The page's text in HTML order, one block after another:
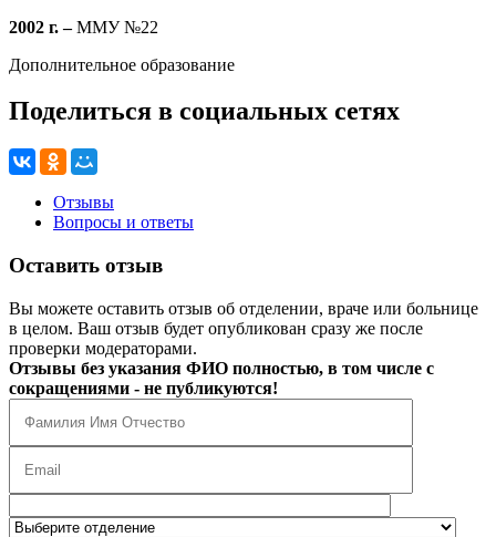
2002 г. –ММУ №22
Дополнительное образование
Поделиться в социальных сетях
Отзывы
Вопросы и ответы
Оставить отзыв
Вы можете оставить отзыв об отделении, враче или больнице
в целом. Ваш отзыв будет опубликован сразу же после
проверки модераторами.
Отзывы без указания ФИО полностью, в том числе с
сокращениями - не публикуются!